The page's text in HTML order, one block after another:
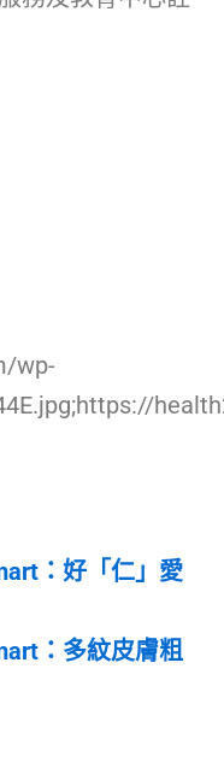
wp-
：好「仁」愛
：多紋皮膚粗